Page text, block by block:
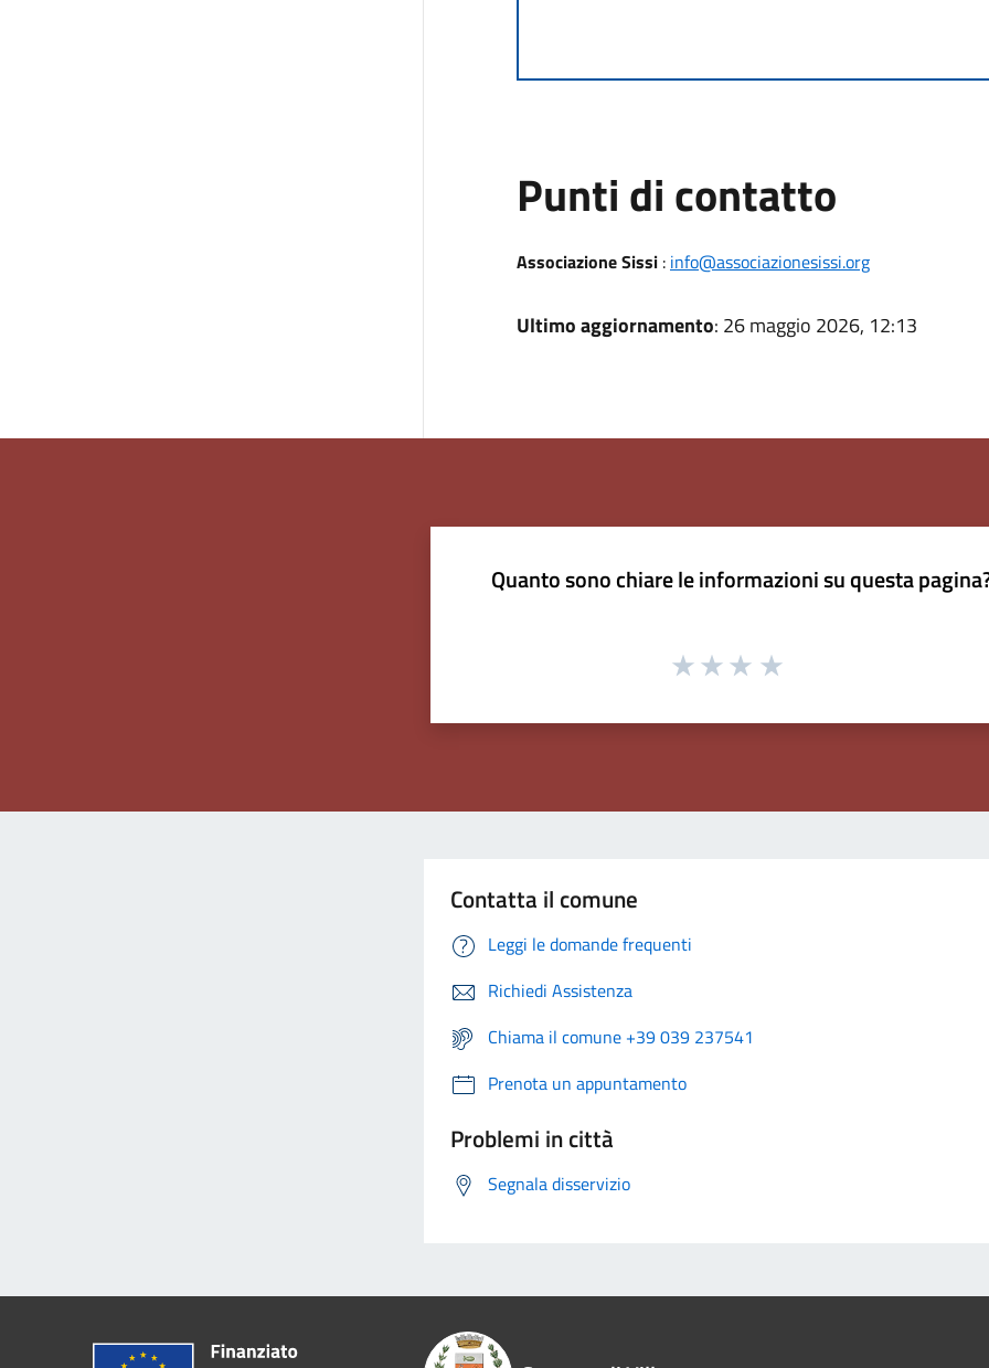
Punti di contatto
Associazione Sissi: info@associazionesissi.org
Ultimo aggiornamento: 26 maggio 2026, 12:13
Quanto sono chiare le informazioni su questa
Contatta il comune
Leggi le domande frequenti
Richiedi Assistenza
Chiama il comune +39 039 237541
Prenota un appuntamento
Problemi in città
Segnala disservizio